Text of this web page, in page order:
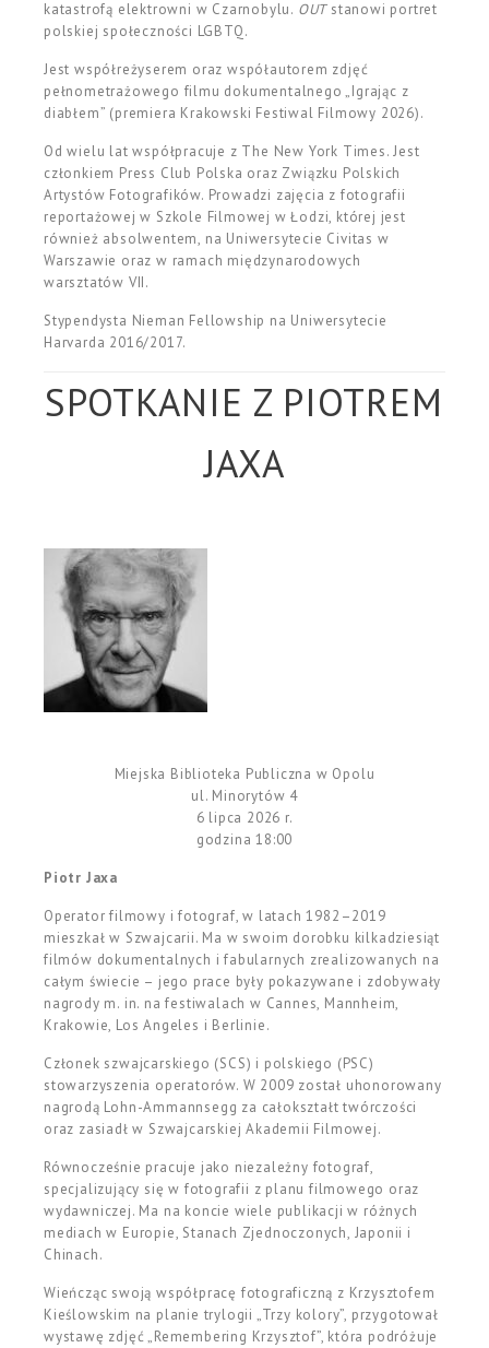
katastrofą elektrowni w Czarnobylu. OUTstanowi portret
polskiej społeczności LGBTQ.
Jest współreżyserem oraz współautorem zdjęć
pełnometrażowego filmu dokumentalnego „Igrając z
diabłem” (premiera Krakowski Festiwal Filmowy 2026).
Od wielu lat współpracuje z The New York Times. Jest
członkiem Press Club Polska oraz Związku Polskich
Artystów Fotografików. Prowadzi zajęcia z fotografii
reportażowej w Szkole Filmowej w Łodzi, której jest
również absolwentem, na Uniwersytecie Civitas w
Warszawie oraz w ramach międzynarodowych
warsztatów VII.
Stypendysta Nieman Fellowship na Uniwersytecie
Harvarda 2016/2017.
SPOTKANIE Z PIOTREM
JAXA
Miejska Biblioteka Publiczna w Opolu
ul. Minorytów 4
6 lipca 2026 r.
godzina 18:00
Piotr Jaxa
Operator filmowy i fotograf, w latach 1982–2019
mieszkał w Szwajcarii. Ma w swoim dorobku kilkadziesiąt
filmów dokumentalnych i fabularnych zrealizowanych na
całym świecie – jego prace były pokazywane i zdobywały
nagrody m. in. na festiwalach w Cannes, Mannheim,
Krakowie, Los Angeles i Berlinie.
Członek szwajcarskiego (SCS) i polskiego (PSC)
stowarzyszenia operatorów. W 2009 został uhonorowany
nagrodą Lohn-Ammannsegg za całokształt twórczości
oraz zasiadł w Szwajcarskiej Akademii Filmowej.
Równocześnie pracuje jako niezależny fotograf,
specjalizujący się w fotografii z planu filmowego oraz
wydawniczej. Ma na koncie wiele publikacji w różnych
mediach w Europie, Stanach Zjednoczonych, Japonii i
Chinach.
Wieńcząc swoją współpracę fotograficzną z Krzysztofem
Kieślowskim na planie trylogii „Trzy kolory”, przygotował
wystawę zdjęć „Remembering Krzysztof”, która podróżuje